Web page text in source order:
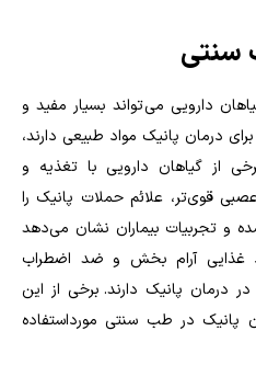
سنتی
دارویی می‌تواند بسیار مفید و
درمان پانیک مواد طبیعی دارند،
از گیاهان دارویی با تغذیه و
قوی‌تر، علائم حملات پانیک را
و تجربیات بیماران نشان می‌دهد
غذایی آرام بخش و ضد اضطراب
درمان پانیک دارند. برخی از این
پانیک در طب سنتی مورداستفاده